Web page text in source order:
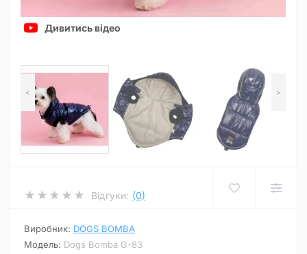
Дивитись відео
< >
Відгуки: (0)
Виробник: DOGS BOMBA
Модель: Dogs Bomba G-83